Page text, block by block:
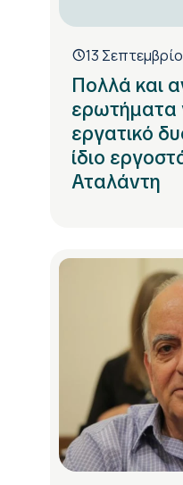
13
Πολλά και
ερωτήματα
εργατικό
ίδιο
Αταλάντη